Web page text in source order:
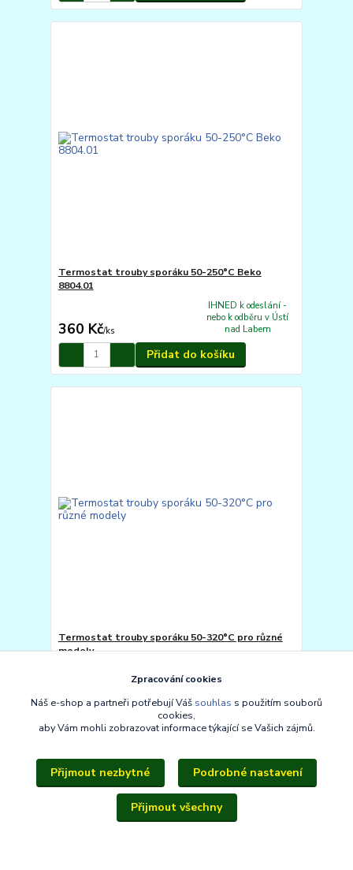
Termostat trouby sporáku 50-250°C Beko
8804.01
360 Kč/ks
IHNED k odeslání -
nebo k odběru v Ústí
nad Labem
Přidat do košíku
Termostat trouby sporáku 50-320°C pro různé
modely
nebo k odběru v Ústí
Přidat do košíku
Zpracování cookies
Náš e-shop a partneři potřebují Váš souhlas s použitím souborů
cookies,
aby Vám mohli zobrazovat informace týkající se Vašich zájmů.
Přijmout nezbytné Podrobné nastavení
Přijmout všechny